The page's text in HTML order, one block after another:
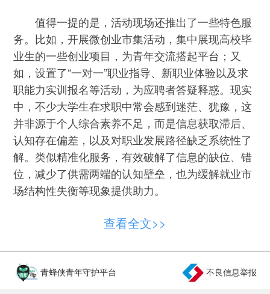
值得一提的是，活动现场还推出了一些特色服
务。比如，开展微创业市集活动，集中展现高校毕
业生的一些创业项目，为青年交流搭起平台；又
如，设置了“一对一”职业指导、新职业体验以及求
职能力实训报名等活动，为应聘者答疑释惑。现实
中，不少大学生在求职中常会感到迷茫、犹豫，这
并非源于个人综合素养不足，而是信息获取滞后、
认知存在偏差，以及对职业发展路径缺乏系统性了
解。类似精准化服务，有效破解了信息的缺位、错
位，减少了供需两端的认知壁垒，也为缓解就业市
场结构性失衡等现象提供助力。
当然，要让这些“小而美”的招聘会更好发挥作
面，前置摸底调查很重要。这既需要人社部门对辖
区内产业布局、企业真实用人需求进行充分调研，
查看全文>>
青蜂侠青年守护平台 不良信息举报